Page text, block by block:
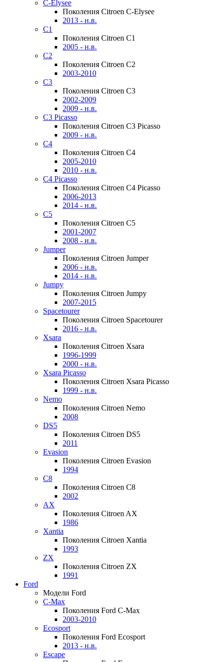
C-Elysee
Поколения Citroen C-Elysee
2013 - н.в.
C1
Поколения Citroen C1
2005 - н.в.
C2
Поколения Citroen C2
2003-2010
C3
Поколения Citroen C3
2002-2009
2009 - н.в.
C3 Picasso
Поколения Citroen C3 Picasso
2009 - н.в.
C4
Поколения Citroen C4
2005-2010
2010 - н.в.
C4 Picasso
Поколения Citroen C4 Picasso
2006-2013
2014 - н.в.
C5
Поколения Citroen C5
2001-2007
2008 - н.в.
Jumper
Поколения Citroen Jumper
2006 - н.в.
2014 - н.в.
Jumpy
Поколения Citroen Jumpy
2007-2015
Spacetourer
Поколения Citroen Spacetourer
2016 - н.в.
Xsara
Поколения Citroen Xsara
1996-1999
2000 - н.в.
Xsara Picasso
Поколения Citroen Xsara Picasso
1999 - н.в.
Nemo
Поколения Citroen Nemo
2008
DS5
Поколения Citroen DS5
2011
Evasion
Поколения Citroen Evasion
1994
C8
Поколения Citroen C8
2002
AX
Поколения Citroen AX
1986
Xantia
Поколения Citroen Xantia
1993
ZX
Поколения Citroen ZX
1991
Ford
Модели Ford
C-Max
Поколения Ford C-Max
2003-2010
Ecosport
Поколения Ford Ecosport
2013 - н.в.
Escape